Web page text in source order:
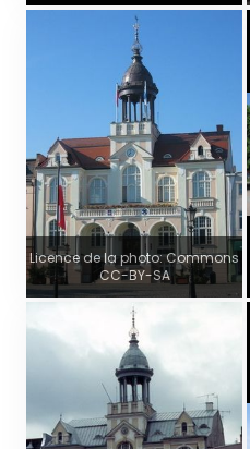
Licence de la photo: Commons
CC-BY-SA